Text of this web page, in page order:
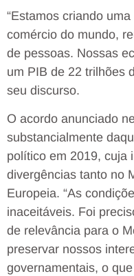
“Estamos criando
comércio do mundo,
de pessoas. Nossas
um PIB de 22 trilhões
seu discurso.
O acordo anunciado
substancialmente
político em 2019, cuja
divergências tanto no
Europeia. “As
inaceitáveis. Foi
de relevância para o
preservar nossos
governamentais, o